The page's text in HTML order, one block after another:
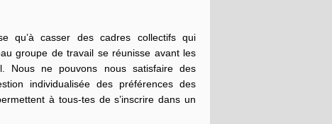
qu’à casser des cadres collectifs qui
groupe de travail se réunisse avant les
Nous ne pouvons nous satisfaire des
individualisée des préférences des
à tous-tes de s’inscrire dans un